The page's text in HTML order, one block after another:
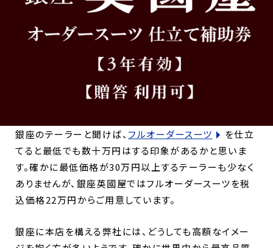
銀座のテーラーと聞けば、 フルオーダースーツ
を仕立
てると最低でも数十万円はする印象があるかと思いま
す。確かに最低価格が30万円以上するテーラーも少なく
ありませんが、 銀座英國屋ではフルオーダースーツを税
込価格22万円からご用意しています。
銀座に本店を構える弊社には、どうしても高額なイメー